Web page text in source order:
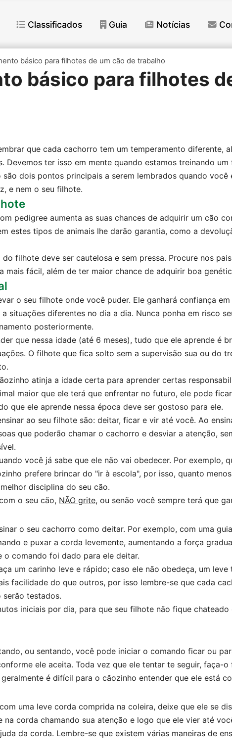
Classificados Guia Notícias
básico para filhotes de um cão de trabalho
básico para filhotes
que cada cachorro tem um temperamento diferente,
Devemos ter isso em mente quando estamos treinando um
são dois pontos principais a serem lembrados quando
e nem o seu filhote.
pedigree aumenta as suas chances de adquirir um cão
estes tipos de animais lhe darão garantia, como a
do filhote deve ser cautelosa e sem pressa. Procure nos
mais fácil, além de ter maior chance de adquirir boa
o seu filhote onde você puder. Ele ganhará confiança
situações diferentes no dia a dia. Nunca ponha em risco
posteriormente.
que nessa idade (até 6 meses), tudo que ele aprende é
O filhote que fica solto sem a supervisão sua ou do
atinja a idade certa para aprender certas
maior que ele terá que enfrentar no futuro, ele pode
que ele aprende nessa época deve ser gostoso para ele.
ao seu filhote são: deitar, ficar e vir até você. Ao
que poderão chamar o cachorro e desviar a atenção,
você já sabe que ele não vai obedecer. Por exemplo,
prefere brincar do "ir à escola", por isso, quanto
disciplina do seu cão.
o seu cão, NÃO grite, ou senão você sempre terá que
o seu cachorro como deitar. Por exemplo, com uma
e puxar a corda levemente, aumentando a força
o comando foi dado para ele deitar.
um carinho leve e rápido; caso ele não obedeça, um
facilidade do que outros, por isso lembre-se que cada
serão testados.
iniciais por dia, para que seu filhote não fique
ou sentando, você pode iniciar o comando ficar ou
ele aceita. Toda vez que ele tentar te seguir, faça-
é difícil para o cãozinho entender que ele está
uma leve corda comprida na coleira, deixe que ele se
na corda chamando sua atenção e logo que ele vier até
da corda. Lembre-se que existem várias maneiras de